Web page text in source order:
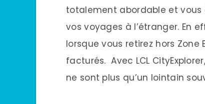
totalement abordable et vous
vos voyages à l’étranger. En
lorsque vous retirez hors Zone
facturés. Avec LCL
ne sont plus qu’un lointain